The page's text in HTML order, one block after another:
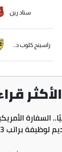
الأكثر
السفارة
براتب 43 ألف جنيه شهريًا